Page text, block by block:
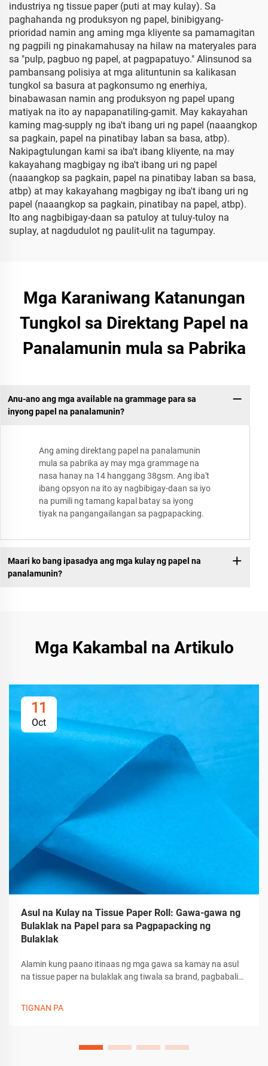
industriya ng tissue paper (puti at may kulay). Sa
paghahanda ng produksyon ng papel, binibigyang-
prioridad namin ang aming mga kliyente sa pamamagitan
ng pagpili ng pinakamahusay na hilaw na materyales para
sa "pulp, pagbuo ng papel, at pagpapatuyo." Alinsunod sa
pambansang polisiya at mga alituntunin sa kalikasan
tungkol sa basura at pagkonsumo ng enerhiya,
binabawasan namin ang produksyon ng papel upang
matiyak na ito ay napapanatiling-gamit. May kakayahan
kaming mag-supply ng iba't ibang uri ng papel (naaangkop
sa pagkain, papel na pinatibay laban sa basa, atbp).
Nakipagtulungan kami sa iba't ibang kliyente, na may
kakayahang magbigay ng iba't ibang uri ng papel
(naaangkop sa pagkain, papel na pinatibay laban sa basa,
atbp) at may kakayahang magbigay ng iba't ibang uri ng
papel (naaangkop sa pagkain, pinatibay na papel, atbp).
Ito ang nagbibigay-daan sa patuloy at tuluy-tuloy na
suplay, at nagdudulot ng paulit-ulit na tagumpay.
Mga Karaniwang Katanungan
Tungkol sa Direktang Papel na
Panalamunin mula sa Pabrika
Anu-ano ang mga available na grammage para sa
inyong papel na panalamunin?
Ang aming direktang papel na panalamunin
mula sa pabrika ay may mga grammage na
nasa hanay na 14 hanggang 38gsm. Ang iba't
ibang opsyon na ito ay nagbibigay-daan sa iyo
na pumili ng tamang kapal batay sa iyong
tiyak na pangangailangan sa pagpapacking.
Maari ko bang ipasadya ang mga kulay ng papel na
panalamunin?
Mga Kakambal na Artikulo
11
Oct
Asul na Kulay na Tissue Paper Roll: Gawa-gawa ng
Bulaklak na Papel para sa Pagpapacking ng
Bulaklak
Alamin kung paano itinaas ng mga gawa sa kamay na asul
na tissue paper na bulaklak ang tiwala sa brand, pagbabalik
TIGNAN PA